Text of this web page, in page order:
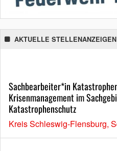
AKTUELLE STELLENANZEIGEN
Sachbearbeiter*in
Krisenmanagement im
Katastrophenschutz
Kreis Schleswig-Flensburg,